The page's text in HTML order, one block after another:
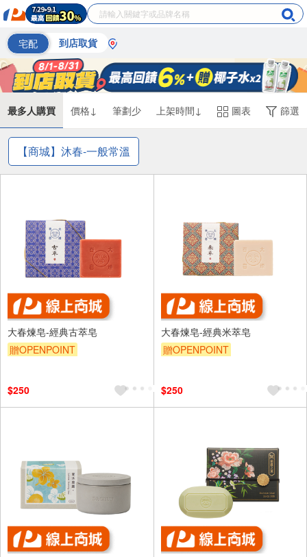
宅配 到店取貨
最多人購買 價格↓ 筆劃少 上架時間↓ 圖表 篩選
【商城】沐春-一般常溫
大春煉皂-經典古萃皂
贈OPENPOINT
$250
大春煉皂-經典米萃皂
贈OPENPOINT
$250